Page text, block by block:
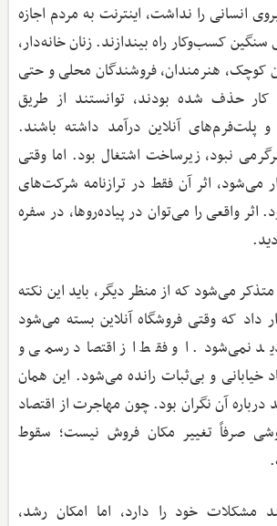
انسانی را نداشت، اینترنت به مردم اجازه
کسب‌وکار راه بیندازند. زنان خانه‌دار،
کوچک، هنرمندان، فروشندگان محلی و حتی
کار حذف شده بودند، توانستند از طریق
پلت‌فرم‌های آنلاین درآمد داشته باشند.
نبود، زیرساخت اشتغال بود. اما وقتی
می‌شود، اثر آن فقط در ترازنامه شرکت‌های
اثر واقعی را می‌توان در پیاده‌روها، در سفره
می‌شود که از منظر دیگر، باید این نکته
داد که وقتی فروشگاه آنلاین بسته می‌شود
نمی‌شود. او فقط از اقتصاد رسمی و
خیابانی و بی‌ثبات رانده می‌شود. این همان
آن نگران بود. چون مهاجرت از اقتصاد
صرفاً تغییر مکان فروش نیست؛ سقوط
مشکلات خود را دارد، اما امکان رشد،